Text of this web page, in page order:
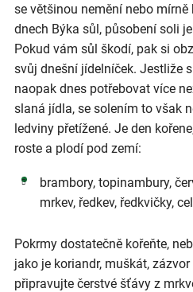
se většinou nemění nebo
dnech Býka sůl, působení soli
Pokud vám sůl škodí, pak si
svůj dnešní jídelníček. Jestliže
naopak dnes potřebovat více
slaná jídla, se solením to však
ledviny přetížené. Je den
roste a plodí pod zemí:
brambory, topinambury,
mrkev, ředkev, ředkvičky,
Pokrmy dostatečně kořeňte,
jako je koriandr, muškát,
připravujte čerstvé šťávy z